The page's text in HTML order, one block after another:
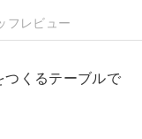
フレビュー
つくるテーブルで